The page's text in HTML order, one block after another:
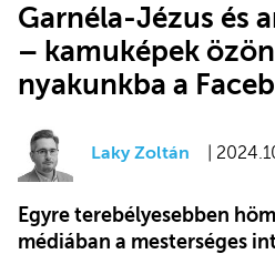
Garnéla-Jézus és
– kamuképek
nyakunkba a
Laky Zoltán |
Egyre terebélyesebben
médiában a mesterséges